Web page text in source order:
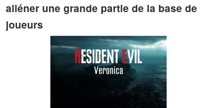
aliéner une grande partie de la base de
joueurs